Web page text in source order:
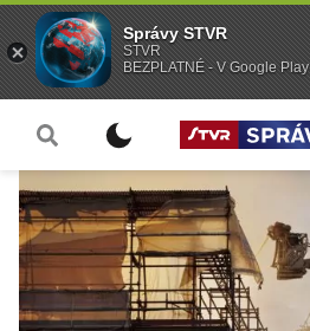
Správy STVR
STVR
BEZPLATNÉ - V Google Play